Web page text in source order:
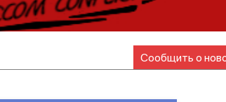
Сообщить о